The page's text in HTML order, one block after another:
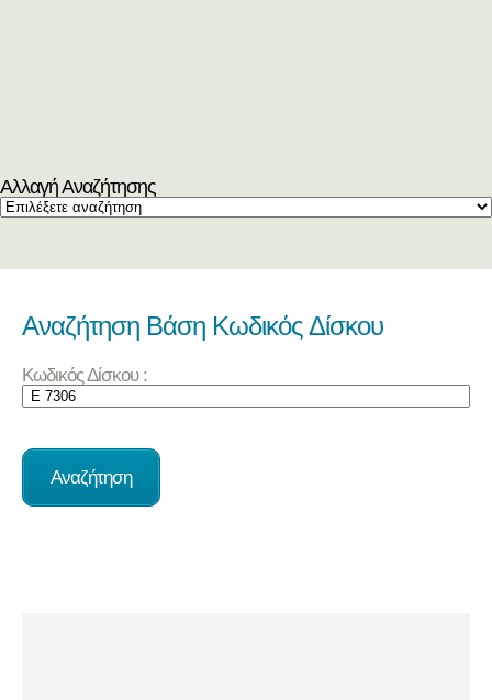
Αλλαγή Αναζήτησης
Αναζήτηση Βάση Κωδικός Δίσκου
Κωδικός Δίσκου :